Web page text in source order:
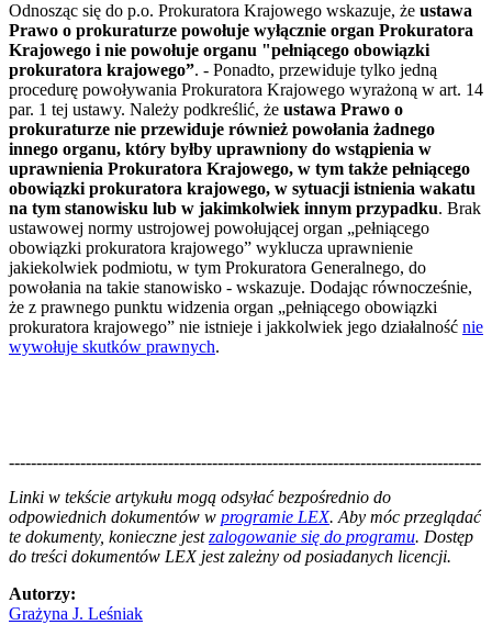
Odnosząc się do p.o. Prokuratora Krajowego wskazuje, że ustawa
Prawo o prokuraturze powołuje wyłącznie organ Prokuratora
Krajowego i nie powołuje organu "pełniącego obowiązki
prokuratora krajowego”. - Ponadto, przewiduje tylko jedną
procedurę powoływania Prokuratora Krajowego wyrażoną w art. 14
par. 1 tej ustawy. Należy podkreślić, że ustawa Prawo o
prokuraturze nie przewiduje również powołania żadnego
innego organu, który byłby uprawniony do wstąpienia w
uprawnienia Prokuratora Krajowego, w tym także pełniącego
obowiązki prokuratora krajowego, w sytuacji istnienia wakatu
na tym stanowisku lub w jakimkolwiek innym przypadku. Brak
ustawowej normy ustrojowej powołującej organ „pełniącego
obowiązki prokuratora krajowego” wyklucza uprawnienie
jakiekolwiek podmiotu, w tym Prokuratora Generalnego, do
powołania na takie stanowisko - wskazuje. Dodając równocześnie,
że z prawnego punktu widzenia organ „pełniącego obowiązki
prokuratora krajowego” nie istnieje i jakkolwiek jego działalność nie
wywołuje skutków prawnych.
--------------------------------------------------------------------------------------
Linki w tekście artykułu mogą odsyłać bezpośrednio do
odpowiednich dokumentów w programie LEX. Aby móc przeglądać
te dokumenty, konieczne jestzalogowanie się do programu. Dostęp
do treści dokumentów LEX jest zależny od posiadanych licencji.
Autorzy:
Grażyna J. Leśniak